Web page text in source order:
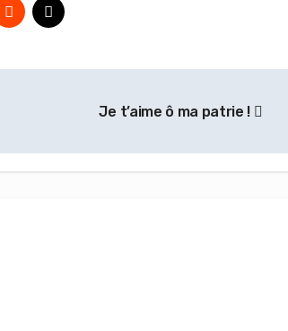
Je t’aime ô ma patrie !